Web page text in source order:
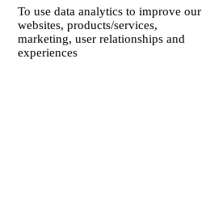
To use data analytics to improve our
websites, products/services,
marketing, user relationships and
experiences